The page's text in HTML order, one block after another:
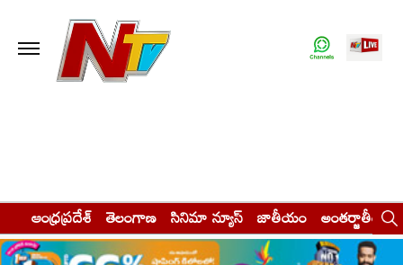
ఆంధ్రప్రదేశ్ తెలంగాణ సినిమా న్యూస్ జాతీయం అంతర్జాతీయం